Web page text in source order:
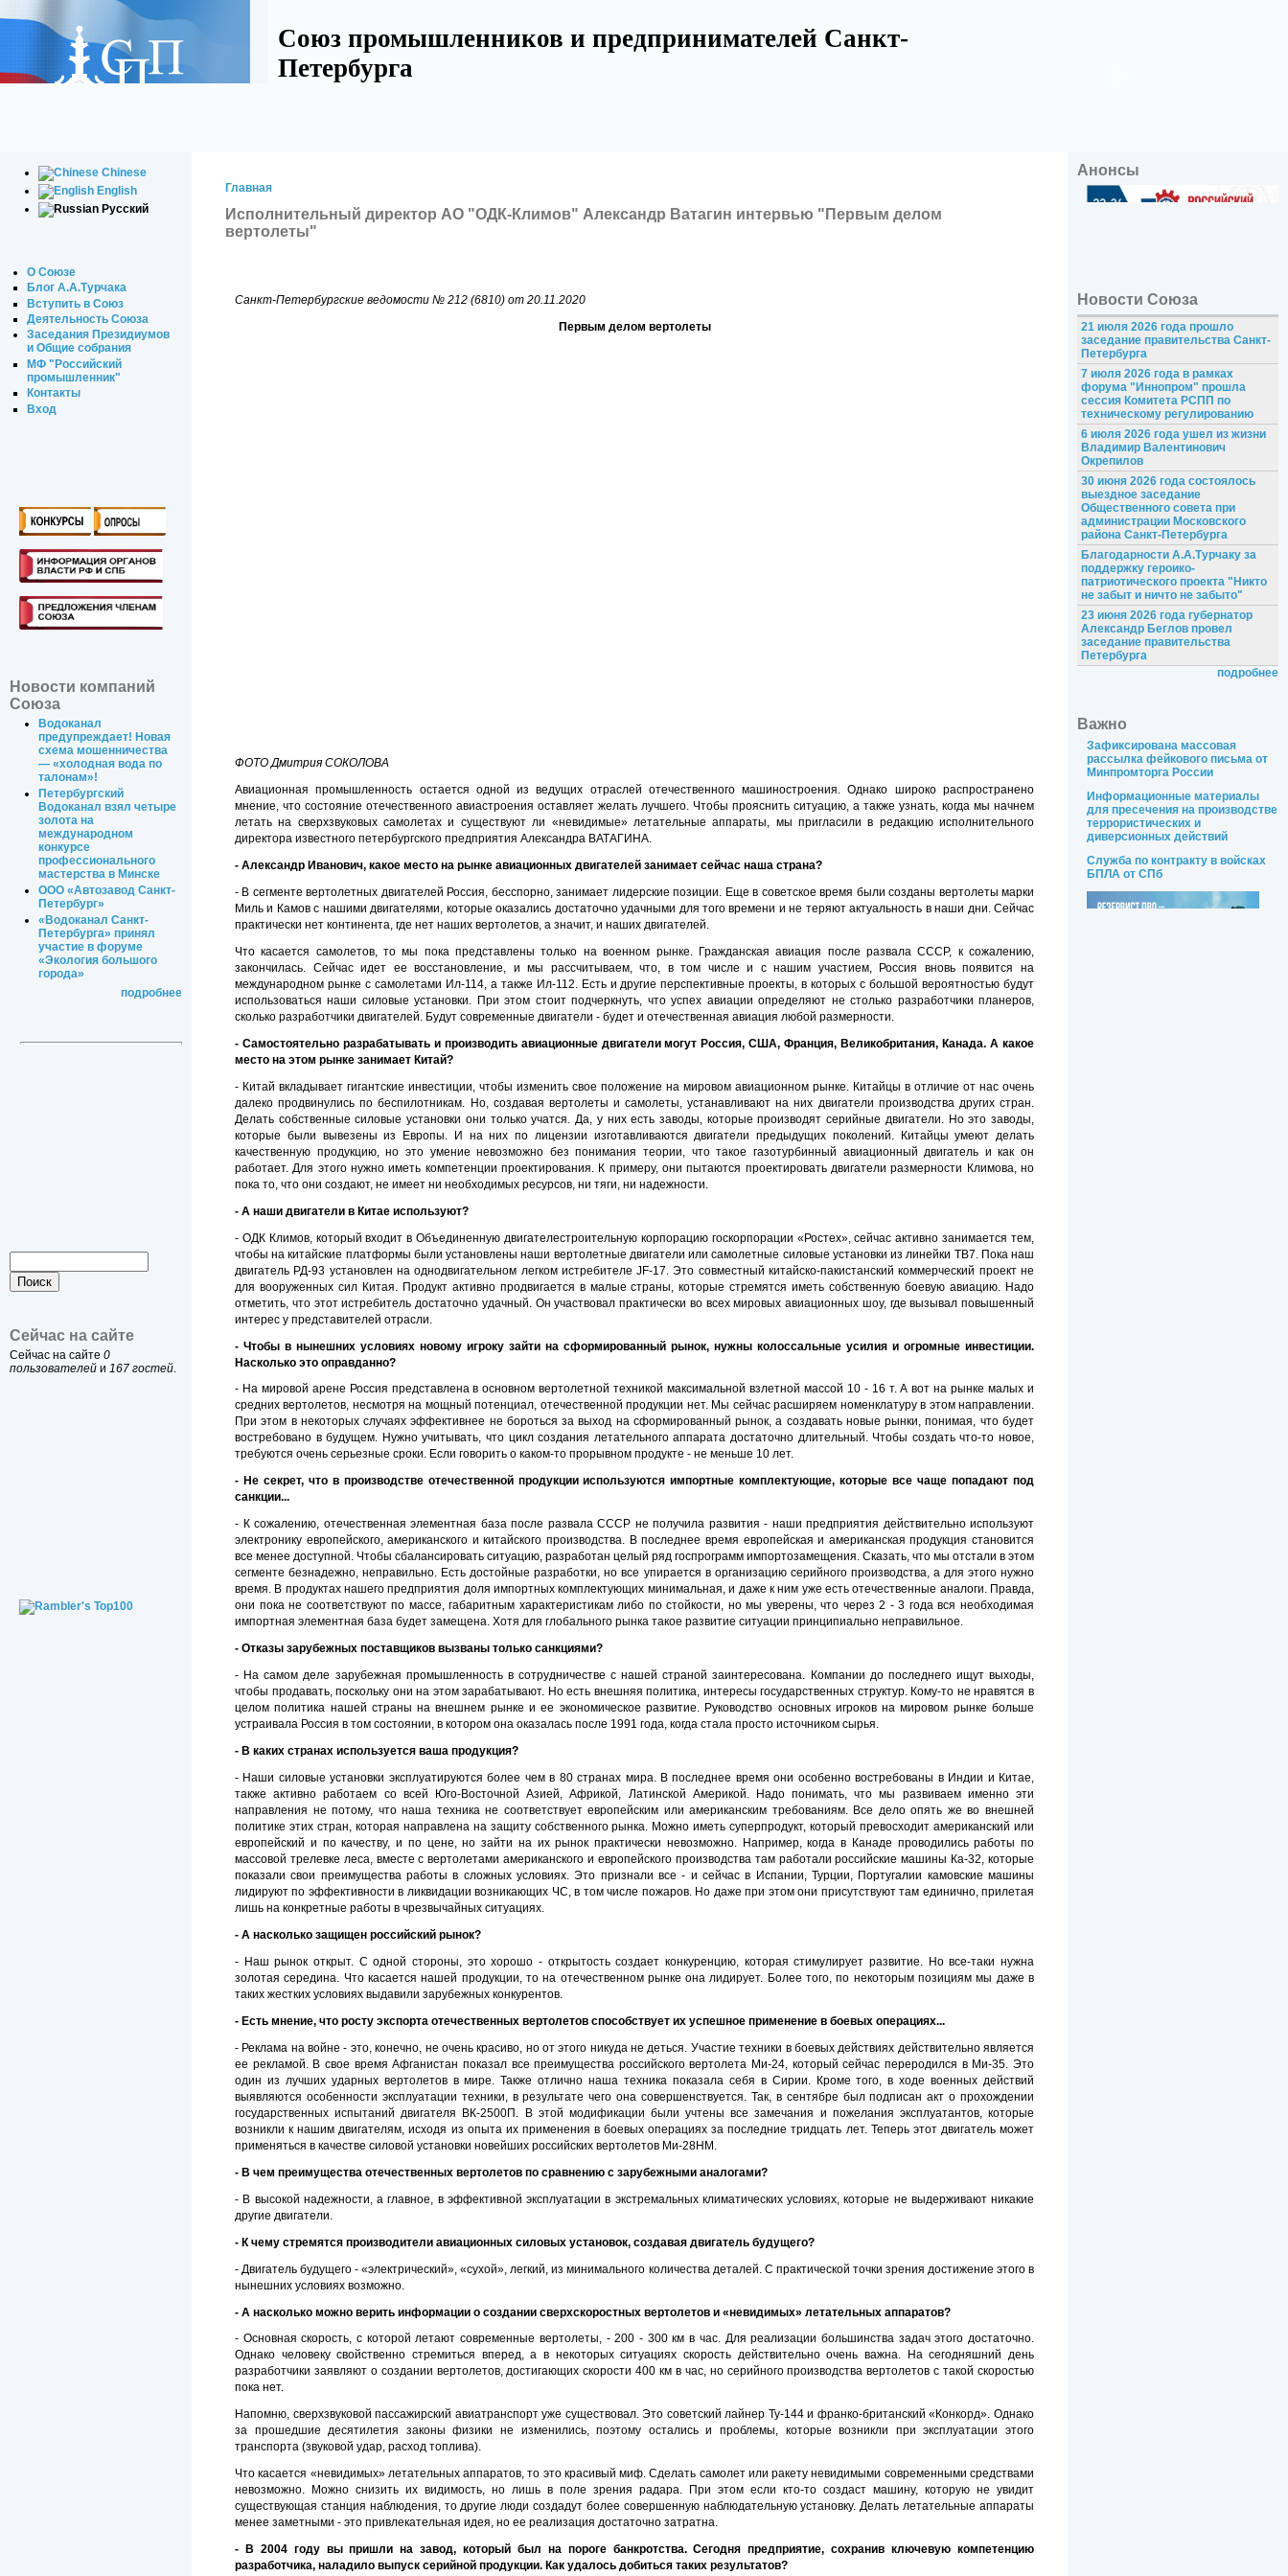
Союз промышленников и предпринимателей Санкт-
Петербурга
Chinese
English
Русский
О Союзе
Блог А.А.Турчака
Вступить в Союз
Деятельность Союза
Заседания Президиумов
и Общие собрания
МФ "Российский
промышленник"
Контакты
Вход
Новости компаний
Союза
Водоканал
предупреждает! Новая
схема мошенничества
— «холодная вода по
талонам»!
Петербургский
Водоканал взял четыре
золота на
международном
конкурсе
профессионального
мастерства в Минске
ООО «Автозавод Санкт-
Петербург»
«Водоканал Санкт-
Петербурга» принял
участие в форуме
«Экология большого
города»
подробнее
Сейчас на сайте
Сейчас на сайте 0
пользователей и 167 гостей.
Главная
Исполнительный директор АО "ОДК-Климов" Александр Ватагин интервью "Первым делом
вертолеты"
Санкт-Петербургские ведомости № 212 (6810) от 20.11.2020
Первым делом вертолеты
ФОТО Дмитрия СОКОЛОВА
Авиационная промышленность остается одной из ведущих отраслей отечественного машиностроения. Однако широко распространено
мнение, что состояние отечественного авиастроения оставляет желать лучшего. Чтобы прояснить ситуацию, а также узнать, когда мы начнем
летать на сверхзвуковых самолетах и существуют ли «невидимые» летательные аппараты, мы пригласили в редакцию исполнительного
директора известного петербургского предприятия Александра ВАТАГИНА.
- Александр Иванович, какое место на рынке авиационных двигателей занимает сейчас наша страна?
- В сегменте вертолетных двигателей Россия, бесспорно, занимает лидерские позиции. Еще в советское время были созданы вертолеты марки
Миль и Камов с нашими двигателями, которые оказались достаточно удачными для того времени и не теряют актуальность в наши дни. Сейчас
практически нет континента, где нет наших вертолетов, а значит, и наших двигателей.
Что касается самолетов, то мы пока представлены только на военном рынке. Гражданская авиация после развала СССР, к сожалению,
закончилась. Сейчас идет ее восстановление, и мы рассчитываем, что, в том числе и с нашим участием, Россия вновь появится на
международном рынке с самолетами Ил-114, а также Ил-112. Есть и другие перспективные проекты, в которых с большой вероятностью будут
использоваться наши силовые установки. При этом стоит подчеркнуть, что успех авиации определяют не столько разработчики планеров,
сколько разработчики двигателей. Будут современные двигатели - будет и отечественная авиация любой размерности.
- Самостоятельно разрабатывать и производить авиационные двигатели могут Россия, США, Франция, Великобритания, Канада. А какое
место на этом рынке занимает Китай?
- Китай вкладывает гигантские инвестиции, чтобы изменить свое положение на мировом авиационном рынке. Китайцы в отличие от нас очень
далеко продвинулись по беспилотникам. Но, создавая вертолеты и самолеты, устанавливают на них двигатели производства других стран.
Делать собственные силовые установки они только учатся. Да, у них есть заводы, которые производят серийные двигатели. Но это заводы,
которые были вывезены из Европы. И на них по лицензии изготавливаются двигатели предыдущих поколений. Китайцы умеют делать
качественную продукцию, но это умение невозможно без понимания теории, что такое газотурбинный авиационный двигатель и как он
работает. Для этого нужно иметь компетенции проектирования. К примеру, они пытаются проектировать двигатели размерности Климова, но
пока то, что они создают, не имеет ни необходимых ресурсов, ни тяги, ни надежности.
- А наши двигатели в Китае используют?
- ОДК Климов, который входит в Объединенную двигателестроительную корпорацию госкорпорации «Ростех», сейчас активно занимается тем,
чтобы на китайские платформы были установлены наши вертолетные двигатели или самолетные силовые установки из линейки ТВ7. Пока наш
двигатель РД-93 установлен на однодвигательном легком истребителе JF-17. Это совместный китайско-пакистанский коммерческий проект не
для вооруженных сил Китая. Продукт активно продвигается в малые страны, которые стремятся иметь собственную боевую авиацию. Надо
отметить, что этот истребитель достаточно удачный. Он участвовал практически во всех мировых авиационных шоу, где вызывал повышенный
интерес у представителей отрасли.
- Чтобы в нынешних условиях новому игроку зайти на сформированный рынок, нужны колоссальные усилия и огромные инвестиции.
Насколько это оправданно?
- На мировой арене Россия представлена в основном вертолетной техникой максимальной взлетной массой 10 - 16 т. А вот на рынке малых и
средних вертолетов, несмотря на мощный потенциал, отечественной продукции нет. Мы сейчас расширяем номенклатуру в этом направлении.
При этом в некоторых случаях эффективнее не бороться за выход на сформированный рынок, а создавать новые рынки, понимая, что будет
востребовано в будущем. Нужно учитывать, что цикл создания летательного аппарата достаточно длительный. Чтобы создать что-то новое,
требуются очень серьезные сроки. Если говорить о каком-то прорывном продукте - не меньше 10 лет.
- Не секрет, что в производстве отечественной продукции используются импортные комплектующие, которые все чаще попадают под
санкции...
- К сожалению, отечественная элементная база после развала СССР не получила развития - наши предприятия действительно используют
электронику европейского, американского и китайского производства. В последнее время европейская и американская продукция становится
все менее доступной. Чтобы сбалансировать ситуацию, разработан целый ряд госпрограмм импортозамещения. Сказать, что мы отстали в этом
сегменте безнадежно, неправильно. Есть достойные разработки, но все упирается в организацию серийного производства, а для этого нужно
время. В продуктах нашего предприятия доля импортных комплектующих минимальная, и даже к ним уже есть отечественные аналоги. Правда,
они пока не соответствуют по массе, габаритным характеристикам либо по стойкости, но мы уверены, что через 2 - 3 года вся необходимая
импортная элементная база будет замещена. Хотя для глобального рынка такое развитие ситуации принципиально неправильное.
- Отказы зарубежных поставщиков вызваны только санкциями?
- На самом деле зарубежная промышленность в сотрудничестве с нашей страной заинтересована. Компании до последнего ищут выходы,
чтобы продавать, поскольку они на этом зарабатывают. Но есть внешняя политика, интересы государственных структур. Кому-то не нравятся в
целом политика нашей страны на внешнем рынке и ее экономическое развитие. Руководство основных игроков на мировом рынке больше
устраивала Россия в том состоянии, в котором она оказалась после 1991 года, когда стала просто источником сырья.
- В каких странах используется ваша продукция?
- Наши силовые установки эксплуатируются более чем в 80 странах мира. В последнее время они особенно востребованы в Индии и Китае,
также активно работаем со всей Юго-Восточной Азией, Африкой, Латинской Америкой. Надо понимать, что мы развиваем именно эти
направления не потому, что наша техника не соответствует европейским или американским требованиям. Все дело опять же во внешней
политике этих стран, которая направлена на защиту собственного рынка. Можно иметь суперпродукт, который превосходит американский или
европейский и по качеству, и по цене, но зайти на их рынок практически невозможно. Например, когда в Канаде проводились работы по
массовой трелевке леса, вместе с вертолетами американского и европейского производства там работали российские машины Ка-32, которые
показали свои преимущества работы в сложных условиях. Это признали все - и сейчас в Испании, Турции, Португалии камовские машины
лидируют по эффективности в ликвидации возникающих ЧС, в том числе пожаров. Но даже при этом они присутствуют там единично, прилетая
лишь на конкретные работы в чрезвычайных ситуациях.
- А насколько защищен российский рынок?
- Наш рынок открыт. С одной стороны, это хорошо - открытость создает конкуренцию, которая стимулирует развитие. Но все-таки нужна
золотая середина. Что касается нашей продукции, то на отечественном рынке она лидирует. Более того, по некоторым позициям мы даже в
таких жестких условиях выдавили зарубежных конкурентов.
- Есть мнение, что росту экспорта отечественных вертолетов способствует их успешное применение в боевых операциях...
- Реклама на войне - это, конечно, не очень красиво, но от этого никуда не деться. Участие техники в боевых действиях действительно является
ее рекламой. В свое время Афганистан показал все преимущества российского вертолета Ми-24, который сейчас переродился в Ми-35. Это
один из лучших ударных вертолетов в мире. Также отлично наша техника показала себя в Сирии. Кроме того, в ходе военных действий
выявляются особенности эксплуатации техники, в результате чего она совершенствуется. Так, в сентябре был подписан акт о прохождении
государственных испытаний двигателя ВК-2500П. В этой модификации были учтены все замечания и пожелания эксплуатантов, которые
возникли к нашим двигателям, исходя из опыта их применения в боевых операциях за последние тридцать лет. Теперь этот двигатель может
применяться в качестве силовой установки новейших российских вертолетов Ми-28НМ.
- В чем преимущества отечественных вертолетов по сравнению с зарубежными аналогами?
- В высокой надежности, а главное, в эффективной эксплуатации в экстремальных климатических условиях, которые не выдерживают никакие
другие двигатели.
- К чему стремятся производители авиационных силовых установок, создавая двигатель будущего?
- Двигатель будущего - «электрический», «сухой», легкий, из минимального количества деталей. С практической точки зрения достижение этого в
нынешних условиях возможно.
- А насколько можно верить информации о создании сверхскоростных вертолетов и «невидимых» летательных аппаратов?
- Основная скорость, с которой летают современные вертолеты, - 200 - 300 км в час. Для реализации большинства задач этого достаточно.
Однако человеку свойственно стремиться вперед, а в некоторых ситуациях скорость действительно очень важна. На сегодняшний день
разработчики заявляют о создании вертолетов, достигающих скорости 400 км в час, но серийного производства вертолетов с такой скоростью
пока нет.
Напомню, сверхзвуковой пассажирский авиатранспорт уже существовал. Это советский лайнер Ту-144 и франко-британский «Конкорд». Однако
за прошедшие десятилетия законы физики не изменились, поэтому остались и проблемы, которые возникли при эксплуатации этого
транспорта (звуковой удар, расход топлива).
Что касается «невидимых» летательных аппаратов, то это красивый миф. Сделать самолет или ракету невидимыми современными средствами
невозможно. Можно снизить их видимость, но лишь в поле зрения радара. При этом если кто-то создаст машину, которую не увидит
существующая станция наблюдения, то другие люди создадут более совершенную наблюдательную установку. Делать летательные аппараты
менее заметными - это привлекательная идея, но ее реализация достаточно затратна.
- В 2004 году вы пришли на завод, который был на пороге банкротства. Сегодня предприятие, сохранив ключевую компетенцию
разработчика, наладило выпуск серийной продукции. Как удалось добиться таких результатов?
Анонсы
Новости Союза
21 июля 2026 года прошло
заседание правительства Санкт-
Петербурга
7 июля 2026 года в рамках
форума "Иннопром" прошла
сессия Комитета РСПП по
техническому регулированию
6 июля 2026 года ушел из жизни
Владимир Валентинович
Окрепилов
30 июня 2026 года состоялось
выездное заседание
Общественного совета при
администрации Московского
района Санкт-Петербурга
Благодарности А.А.Турчаку за
поддержку героико-
патриотического проекта "Никто
не забыт и ничто не забыто"
23 июня 2026 года губернатор
Александр Беглов провел
заседание правительства
Петербурга
подробнее
Важно
Зафиксирована массовая
рассылка фейкового письма от
Минпромторга России
Информационные материалы
для пресечения на производстве
террористических и
диверсионных действий
Служба по контракту в войсках
БПЛА от СПб